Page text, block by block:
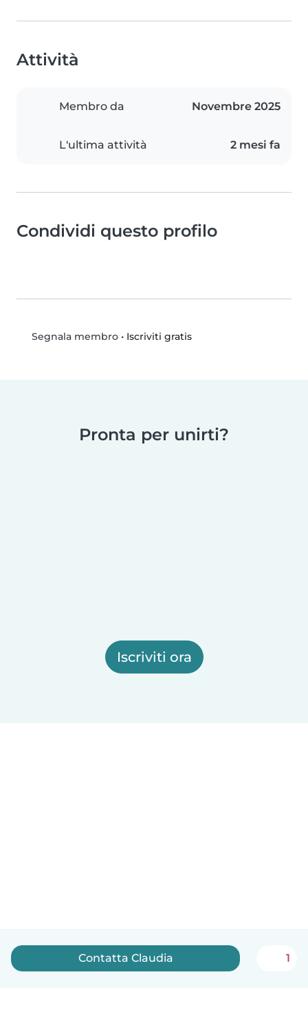
Attività
Membro da Novembre 2025
L'ultima attività 2 mesi fa
Condividi questo profilo
Segnala membro• Iscriviti gratis
Pronta per unirti?
Iscriviti ora
Contatta Claudia 1